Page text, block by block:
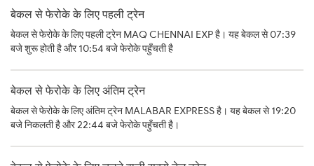
बेकल से फेरोके के लिए पहली ट्रेन
बेकल से फेरोके के लिए पहली ट्रेन MAQ CHENNAI EXP है। यह बेकल से 07:39
बजे शुरू होती है और 10:54 बजे फेरोके पहुँचती है
बेकल से फेरोके के लिए अंतिम ट्रेन
बेकल से फेरोके के लिए अंतिम ट्रेन MALABAR EXPRESS है। यह बेकल से 19:20
बजे निकलती है और 22:44 बजे फेरोके पहुँचती है।